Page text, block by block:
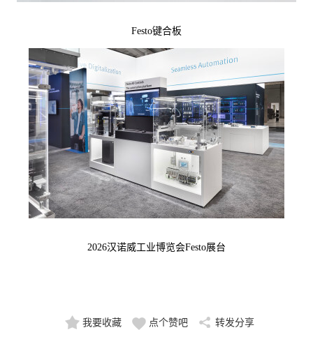
Festo键合板
2026汉诺威工业博览会Festo展台
我要收藏 点个赞吧 转发分享